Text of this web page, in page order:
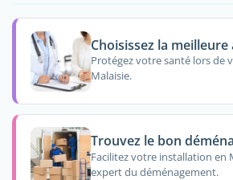
Choisissez la
Protégez votre santé lors de
Malaisie.
Trouvez le bon
Facilitez votre installation en
expert du déménagement.